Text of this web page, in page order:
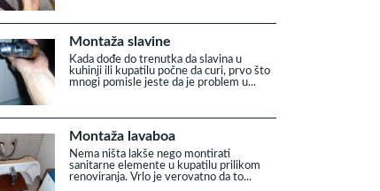
Montaža slavine
Kada dođe do trenutka da slavina u
kuhinji ili kupatilu počne da curi, prvo što
mnogi pomisle jeste da je problem u...
Montaža lavaboa
Nema ništa lakše nego montirati
sanitarne elemente u kupatilu prilikom
renoviranja. Vrlo je verovatno da to...